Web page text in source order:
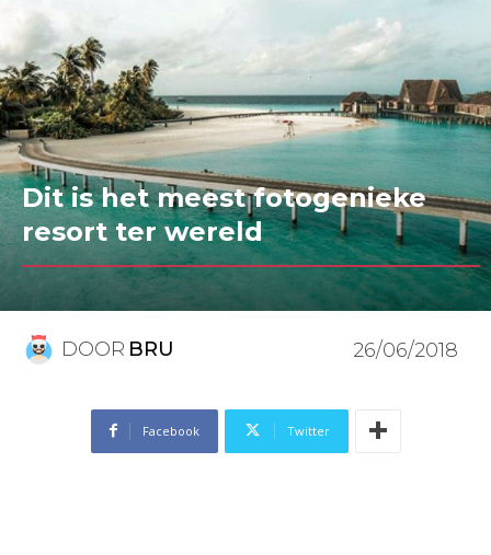
Dit is het meest fotogenieke
resort ter wereld
DOOR BRU 26/06/2018
Facebook Twitter